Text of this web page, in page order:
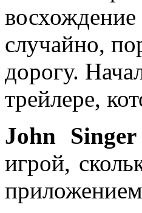
случайно,
дорогу.
трейлере,
John
игрой,